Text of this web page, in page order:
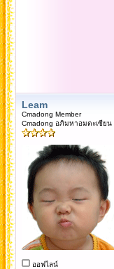
Leam
Cmadong Member
Cmadong อภิมหาอมตะเซียน
ออฟไลน์